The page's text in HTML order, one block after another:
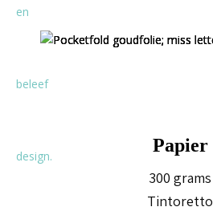
Papier
300 grams
Tintoretto